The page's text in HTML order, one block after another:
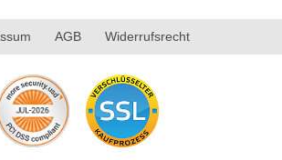
AGB Widerrufsrecht